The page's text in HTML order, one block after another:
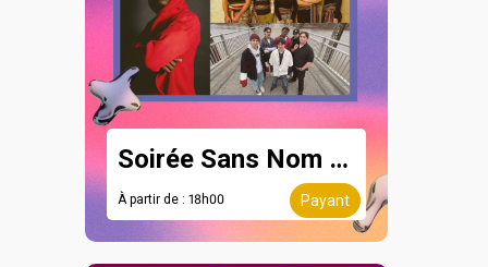
Soirée Sans Nom - 8 août
À partir de : 18h00 Payant